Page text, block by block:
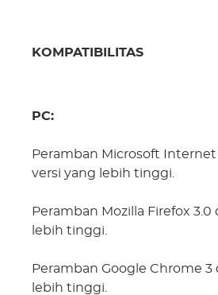
KOMPATIBILITAS
PC:
Peramban Microsoft Internet
versi yang lebih tinggi.
Peramban Mozilla Firefox 3.0
lebih tinggi.
Peramban Google Chrome 3
lebih tinggi.